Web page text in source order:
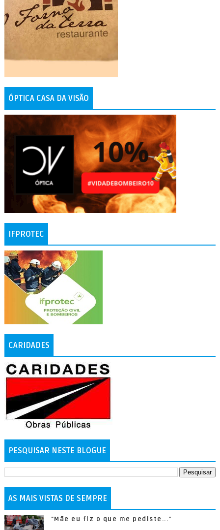
ÓPTICA CASA DA VISÃO
IFPROTEC
CARIDADES
PESQUISAR NESTE BLOGUE
AS MAIS VISTAS DE SEMPRE
"Mãe eu fiz o que me pediste..."